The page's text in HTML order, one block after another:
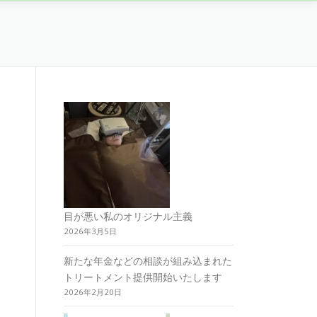
目が悪い私のオリジナル主義
2026年3月5日
新たな年金などの相談が組み込まれた
トリートメント提供開始いたします
2026年2月20日